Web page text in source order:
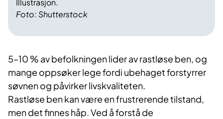
Foto: Shutterstock
Illustrasjon.
5–10 % av befolkningen lider av rastløse ben, og
mange oppsøker lege fordi ubehaget forstyrrer
søvnen og påvirker livskvaliteten.
Rastløse ben kan være en frustrerende tilstand,
men det finnes håp. Ved å forstå de